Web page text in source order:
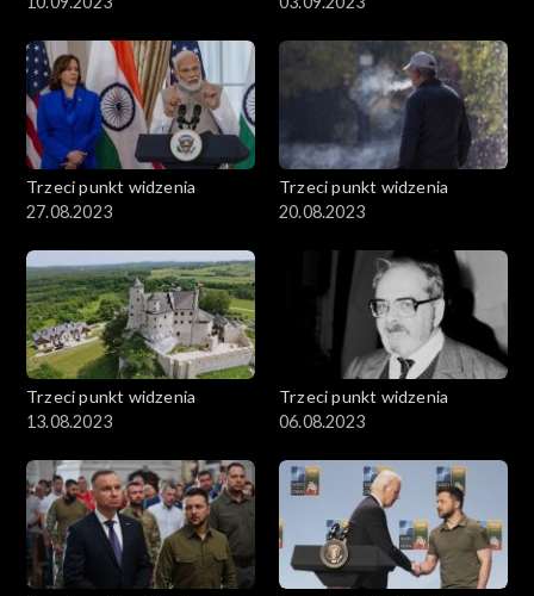
Trzeci punkt widzenia
27.08.2023
Trzeci punkt widzenia
20.08.2023
Trzeci punkt widzenia
13.08.2023
Trzeci punkt widzenia
06.08.2023